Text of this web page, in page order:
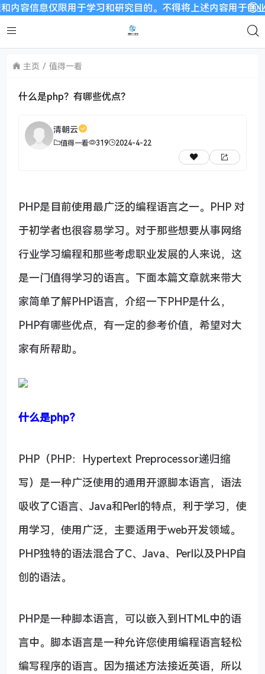
信息仅限用于学习和研究目的。不得将上述内容用于商业
主页 值得一看
什么是php？有哪些优点？
清朝云
值得一看 319 2024-4-22
PHP是目前使用最广泛的编程语言之一。PHP 对
于初学者也很容易学习。对于那些想要从事网络
行业学习编程和那些考虑职业发展的人来说，这
是一门值得学习的语言。下面本篇文章就来带大
家简单了解PHP语言，介绍一下PHP是什么，
PHP有哪些优点，有一定的参考价值，希望对大
家有所帮助。
什么是php？
PHP（PHP：Hypertext Preprocessor递归缩
写）是一种广泛使用的通用开源脚本语言，语法
吸收了C语言、Java和Perl的特点，利于学习，使
用学习，使用广泛，主要适用于web开发领域。
PHP独特的语法混合了C、Java、Perl以及PHP自
创的语法。
PHP是一种脚本语言，可以嵌入到HTML中的语
言中。脚本语言是一种允许您使用编程语言轻松
编写程序的语言。因为描述方法接近英语，所以